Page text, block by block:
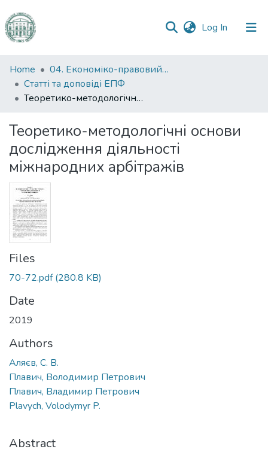
Log In (current)
Communities
&
Collections
Statistics
Home
04. Економіко-правовий факультет
Статті та доповіді ЕПФ
Теоретико-методологічні основи дослідження діяльності міжнародних арбітражів
Теоретико-методологічні основи
дослідження діяльності
міжнародних арбітражів
Files
70-72.pdf(280.8 KB)
Date
2019
Authors
Аляєв, С. В.
Плавич, Володимир Петрович
Плавич, Владимир Петрович
Plavych, Volodymyr P.
Abstract